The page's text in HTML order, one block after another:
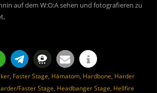
auf dem W:O:A sehen und fotografieren zu
, Faster Stage, Hämatom, Hardbone, Harder
Faster Stage, Headbanger Stage, Hellfire